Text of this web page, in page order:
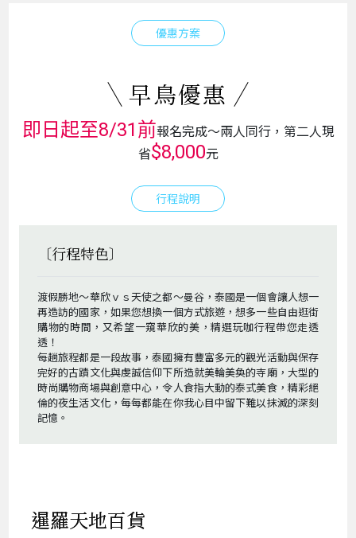
優惠方案
早鳥優惠
即日起至8/31前報名完成～兩人同行，第二人現
省$8,000元
行程說明
〔行程特色〕
渡假勝地～華欣ｖｓ天使之都～曼谷，泰國是一個會讓人想一
再造訪的國家，如果您想換一個方式旅遊，想多一些自由逛街
購物的時間，又希望一窺華欣的美，精選玩咖行程帶您走透
透！
每趟旅程都是一段故事，泰國擁有豐富多元的觀光活動與保存
完好的古蹟文化與虔誠信仰下所造就美輪美奐的寺廟，大型的
時尚購物商場與創意中心，令人食指大動的泰式美食，精彩絕
倫的夜生活文化，每每都能在你我心目中留下難以抹滅的深刻
記憶。
暹羅天地百貨